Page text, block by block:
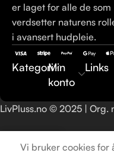
er laget for alle de som
verdsetter naturens
i avansert hudpleie.
KategoriMin
konto
Links
LivPluss.no © 2025 | Org.
Vi bruker cookies for